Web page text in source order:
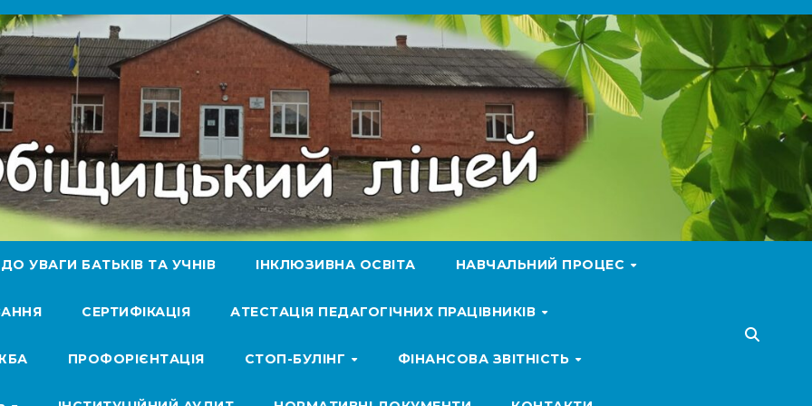
ДО УВАГИ БАТЬКІВ ТА УЧНІВ ІНКЛЮЗИВНА ОСВІТА НАВЧАЛЬНИЙ ПРОЦЕС
СЕРТИФІКАЦІЯ АТЕСТАЦІЯ ПЕДАГОГІЧНИХ ПРАЦІВНИКІВ
ПРОФОРІЄНТАЦІЯ СТОП-БУЛІНГ ФІНАНСОВА ЗВІТНІСТЬ